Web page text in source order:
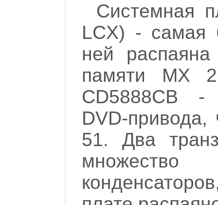
Системная
LCX) - самая
ней
памяти MX
CD5888CB -
DVD-
51. Два